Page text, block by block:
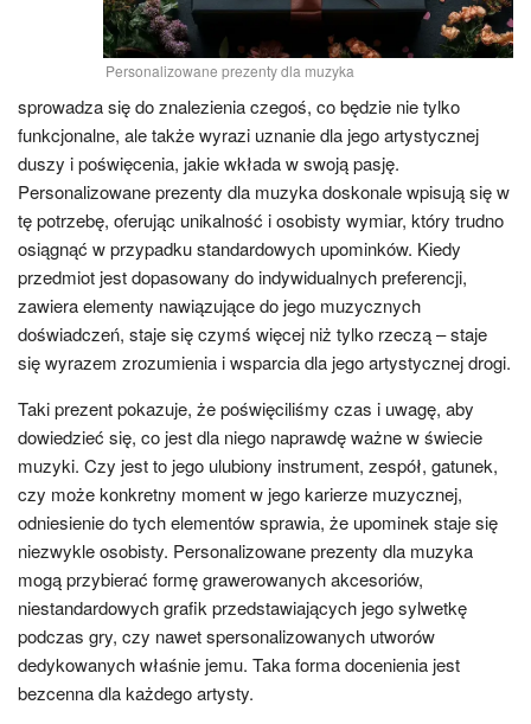
Personalizowane prezenty dla muzyka
sprowadza się do znalezienia czegoś, co będzie nie tylko
funkcjonalne, ale także wyrazi uznanie dla jego artystycznej
duszy i poświęcenia, jakie wkłada w swoją pasję.
Personalizowane prezenty dla muzyka doskonale wpisują się w
tę potrzebę, oferując unikalność i osobisty wymiar, który trudno
osiągnąć w przypadku standardowych upominków. Kiedy
przedmiot jest dopasowany do indywidualnych preferencji,
zawiera elementy nawiązujące do jego muzycznych
doświadczeń, staje się czymś więcej niż tylko rzeczą – staje
się wyrazem zrozumienia i wsparcia dla jego artystycznej drogi.
Taki prezent pokazuje, że poświęciliśmy czas i uwagę, aby
dowiedzieć się, co jest dla niego naprawdę ważne w świecie
muzyki. Czy jest to jego ulubiony instrument, zespół, gatunek,
czy może konkretny moment w jego karierze muzycznej,
odniesienie do tych elementów sprawia, że upominek staje się
niezwykle osobisty. Personalizowane prezenty dla muzyka
mogą przybierać formę grawerowanych akcesoriów,
niestandardowych grafik przedstawiających jego sylwetkę
podczas gry, czy nawet spersonalizowanych utworów
dedykowanych właśnie jemu. Taka forma docenienia jest
bezcenna dla każdego artysty.